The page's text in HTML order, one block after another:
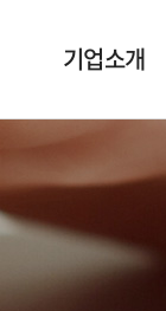
기업소개
CEO인사말
경영철학